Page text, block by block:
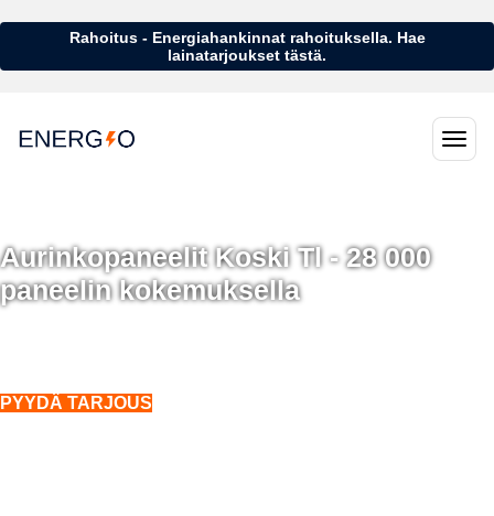
Rahoitus - Energiahankinnat rahoituksella. Hae
lainatarjoukset tästä.
Aurinkopaneelit Koski Tl - 28 000
paneelin kokemuksella
PYYDÄ TARJOUS